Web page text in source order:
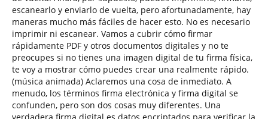
escanearlo y enviarlo de vuelta, pero afortunadamente, hay
maneras mucho más fáciles de hacer esto. No es necesario
imprimir ni escanear. Vamos a cubrir cómo firmar
rápidamente PDF y otros documentos digitales y no te
preocupes si no tienes una imagen digital de tu firma física,
te voy a mostrar cómo puedes crear una realmente rápido.
(música animada) Aclaremos una cosa de inmediato. A
menudo, los términos firma electrónica y firma digital se
confunden, pero son dos cosas muy diferentes. Una
verdadera firma digital es datos encriptados para verificar la